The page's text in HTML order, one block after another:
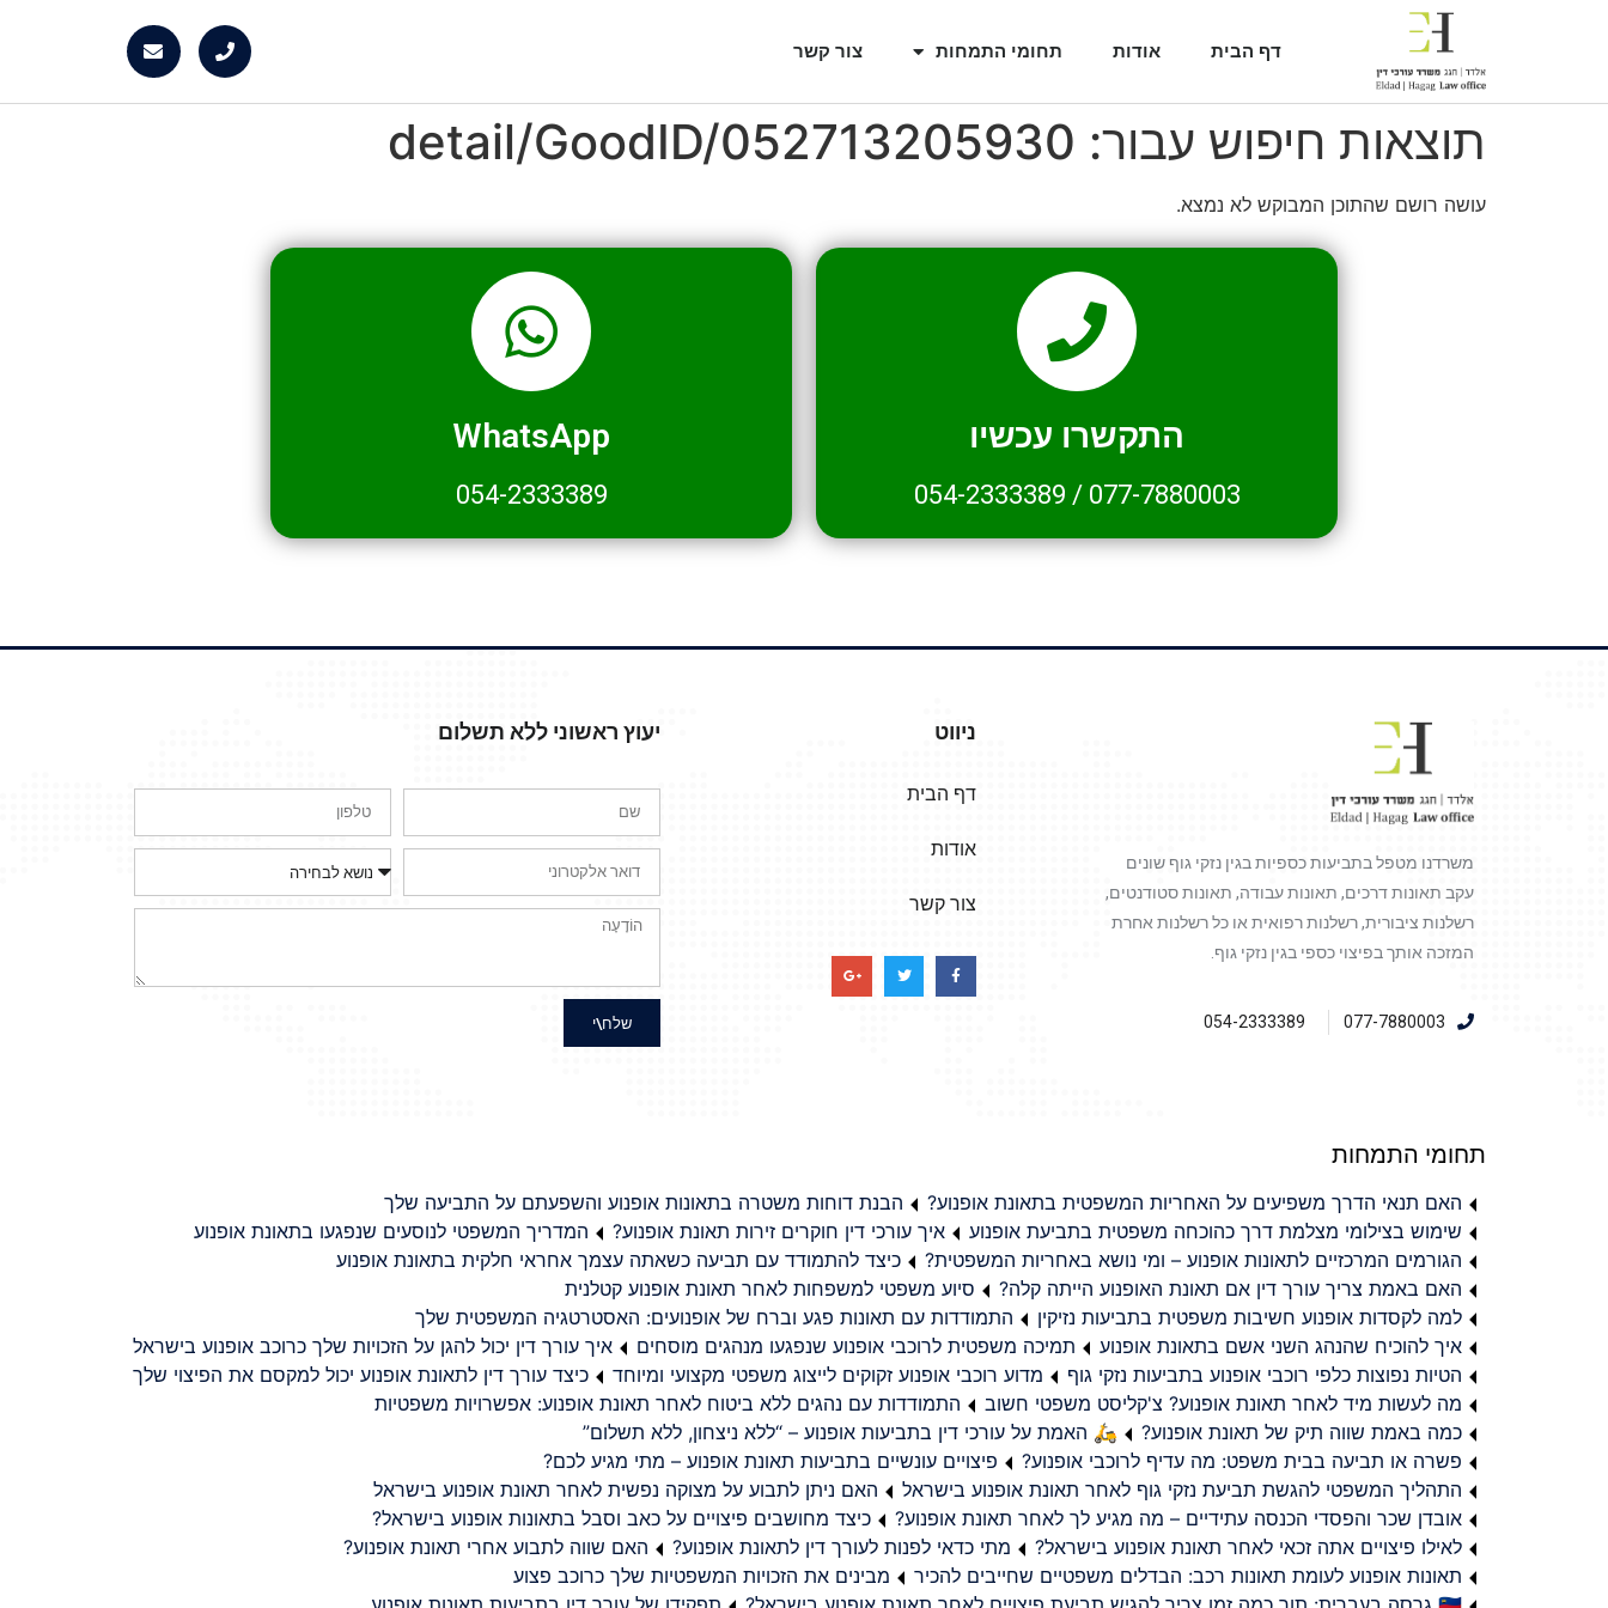
דף הבית אודות תחומי התמחות צור קשר
תוצאות חיפוש עבור: detail/GoodID/052713205930
עושה רושם שהתוכן המבוקש לא נמצא.
התקשרו עכשיו
077-7880003
/
054-2333389
WhatsApp
054-2333389
משרדנו מטפל בתביעות כספיות בגין נזקי גוף שונים
עקב תאונות דרכים, תאונות עבודה, תאונות סטודנטים,
רשלנות ציבורית, רשלנות רפואית או כל רשלנות אחרת
המזכה אותך בפיצוי כספי בגין נזקי גוף.
077-7880003
054-2333389
ניווט
דף הבית
אודות
צור קשר
יעוץ ראשוני ללא תשלום
שלח\י
תחומי התמחות
האם תנאי הדרך משפיעים על האחריות המשפטית בתאונת אופנוע?
הבנת דוחות משטרה בתאונות אופנוע והשפעתם על התביעה שלך
שימוש בצילומי מצלמת דרך כהוכחה משפטית בתביעת אופנוע
איך עורכי דין חוקרים זירות תאונת אופנוע?
המדריך המשפטי לנוסעים שנפגעו בתאונת אופנוע
הגורמים המרכזיים לתאונות אופנוע – ומי נושא באחריות המשפטית?
כיצד להתמודד עם תביעה כשאתה עצמך אחראי חלקית בתאונת אופנוע
האם באמת צריך עורך דין אם תאונת האופנוע הייתה קלה?
סיוע משפטי למשפחות לאחר תאונת אופנוע קטלנית
למה לקסדות אופנוע חשיבות משפטית בתביעות נזיקין
התמודדות עם תאונות פגע וברח של אופנועים: האסטרטגיה המשפטית שלך
איך להוכיח שהנהג השני אשם בתאונת אופנוע
תמיכה משפטית לרוכבי אופנוע שנפגעו מנהגים מוסחים
איך עורך דין יכול להגן על הזכויות שלך כרוכב אופנוע בישראל
הטיות נפוצות כלפי רוכבי אופנוע בתביעות נזקי גוף
מדוע רוכבי אופנוע זקוקים לייצוג משפטי מקצועי ומיוחד
כיצד עורך דין לתאונת אופנוע יכול למקסם את הפיצוי שלך
מה לעשות מיד לאחר תאונת אופנוע? צ'קליסט משפטי חשוב
התמודדות עם נהגים ללא ביטוח לאחר תאונת אופנוע: אפשרויות משפטיות
כמה באמת שווה תיק של תאונת אופנוע?
🛵 האמת על עורכי דין בתביעות אופנוע – “ללא ניצחון, ללא תשלום”
פשרה או תביעה בבית משפט: מה עדיף לרוכבי אופנוע?
פיצויים עונשיים בתביעות תאונת אופנוע – מתי מגיע לכם?
התהליך המשפטי להגשת תביעת נזקי גוף לאחר תאונת אופנוע בישראל
האם ניתן לתבוע על מצוקה נפשית לאחר תאונת אופנוע בישראל
אובדן שכר והפסדי הכנסה עתידיים – מה מגיע לך לאחר תאונת אופנוע?
כיצד מחושבים פיצויים על כאב וסבל בתאונות אופנוע בישראל?
לאילו פיצויים אתה זכאי לאחר תאונת אופנוע בישראל?
מתי כדאי לפנות לעורך דין לתאונת אופנוע?
האם שווה לתבוע אחרי תאונת אופנוע?
תאונות אופנוע לעומת תאונות רכב: הבדלים משפטיים שחייבים להכיר
מבינים את הזכויות המשפטיות שלך כרוכב פצוע